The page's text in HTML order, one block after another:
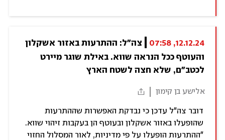
12.12.24, 07:58
והעוטף ככל הנראה שווא. באילת שוגר מיירט
לכטב"ם, שלא חצה לשטח הארץ
אלישע בן קימון
דובר צה"ל עדכן כי נבדקת האפשרות שההתרעות
שהופעלו באזור אשקלון ובעוטף הן בעקבות זיהוי שווא.
"ההתרעות הופעלו על פי מדיניות, לאור המסלול החזוי